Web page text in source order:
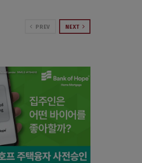
PREV NEXT